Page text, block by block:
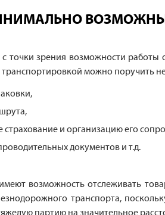
точки зрения возможности
можно поручить
страхование и организацию его
документов и т.д.
возможность отслеживать
транспорта,
партию на значительное